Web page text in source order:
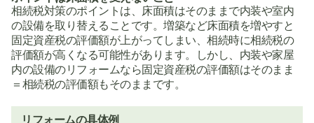
相続税対策のポイントは、床面積はそのままで内装や室内
の設備を取り替えることです。増築など床面積を増やすと
固定資産税の評価額が上がってしまい、相続時に相続税の
評価額が高くなる可能性があります。しかし、内装や家屋
内の設備のリフォームなら固定資産税の評価額はそのまま
＝相続税の評価額もそのままです。
リフォームの具体例